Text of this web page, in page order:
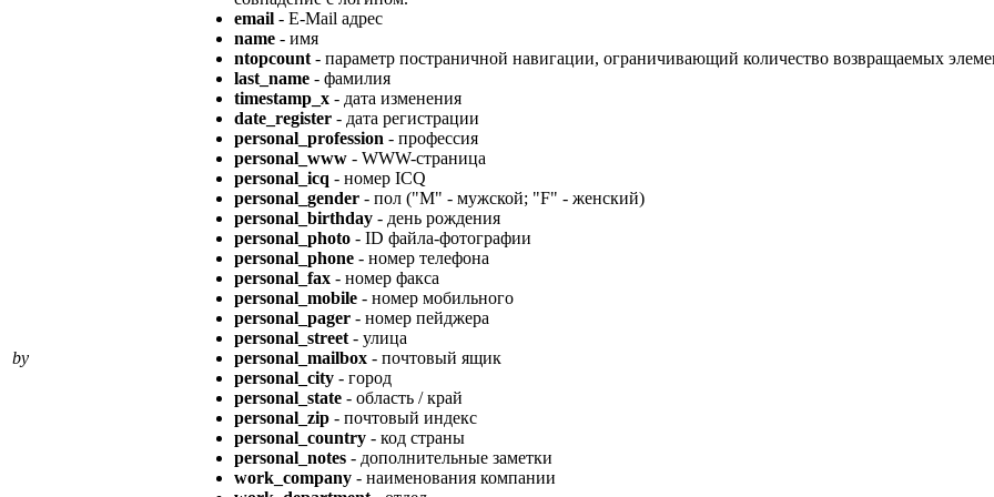
by
email - E-Mail адрес
name - имя
ntopcount - параметр постраничной навигации, ограничивающий количество возвращаемых
last_name - фамилия
timestamp_x - дата изменения
date_register - дата регистрации
personal_profession - профессия
personal_www - WWW-страница
personal_icq - номер ICQ
personal_gender - пол ("M" - мужской; "F" - женский)
personal_birthday - день рождения
personal_photo - ID файла-фотографии
personal_phone - номер телефона
personal_fax - номер факса
personal_mobile - номер мобильного
personal_pager - номер пейджера
personal_street - улица
personal_mailbox - почтовый ящик
personal_city - город
personal_state - область / край
personal_zip - почтовый индекс
personal_country - код страны
personal_notes - дополнительные заметки
work_company - наименования компании